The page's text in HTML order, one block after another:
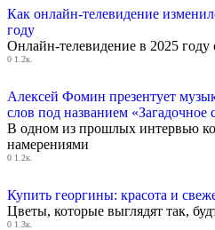
Как онлайн-телевидение
году
Онлайн-телевидение в 2025
0 1.2к.
Алексей Фомин презентует
слов под названием «Загадочное
В одном из прошлых интервью
намерениями
0 1.2к.
Купить георгины: красота и
Цветы, которые выглядят так,
0 1.3к.